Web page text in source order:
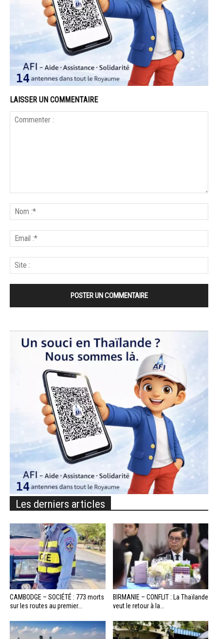
LAISSER UN COMMENTAIRE
Les derniers articles
CAMBODGE – SOCIÉTÉ : 773 morts
sur les routes au premier...
BIRMANIE – CONFLIT : La Thaïlande
veut le retour à la...